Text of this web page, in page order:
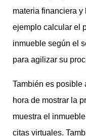
materia financiera
ejemplo calcular el
inmueble según el
para agilizar su
También es posible
hora de mostrar la
muestra el
citas virtuales.